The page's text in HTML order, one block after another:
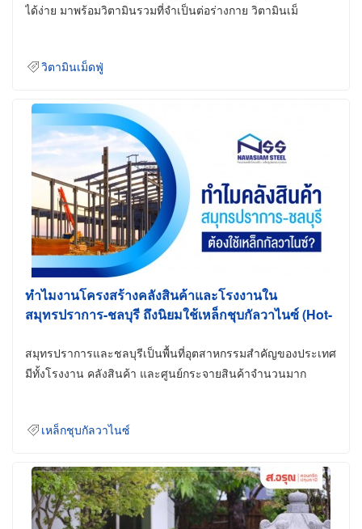
ได้ง่าย มาพร้อมวิตามินรวมที่จำเป็นต่อร่างกาย วิตามินเม็
วิตามินเม็ดฟู่
ทำไมงานโครงสร้างคลังสินค้าและโรงงานใน
สมุทรปราการ-ชลบุรี ถึงนิยมใช้เหล็กชุบกัลวาไนซ์ (Hot-
สมุทรปราการและชลบุรีเป็นพื้นที่อุตสาหกรรมสำคัญของประเทศ
มีทั้งโรงงาน คลังสินค้า และศูนย์กระจายสินค้าจำนวนมาก
เหล็กชุบกัลวาไนซ์